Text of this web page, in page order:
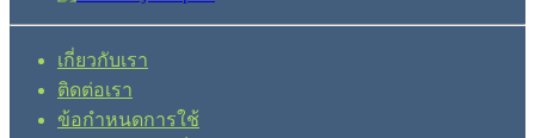
เกี่ยวกับเรา
ติดต่อเรา
ข้อกำหนดการใช้